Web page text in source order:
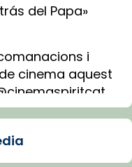
del Papa»
i
cinema aquest